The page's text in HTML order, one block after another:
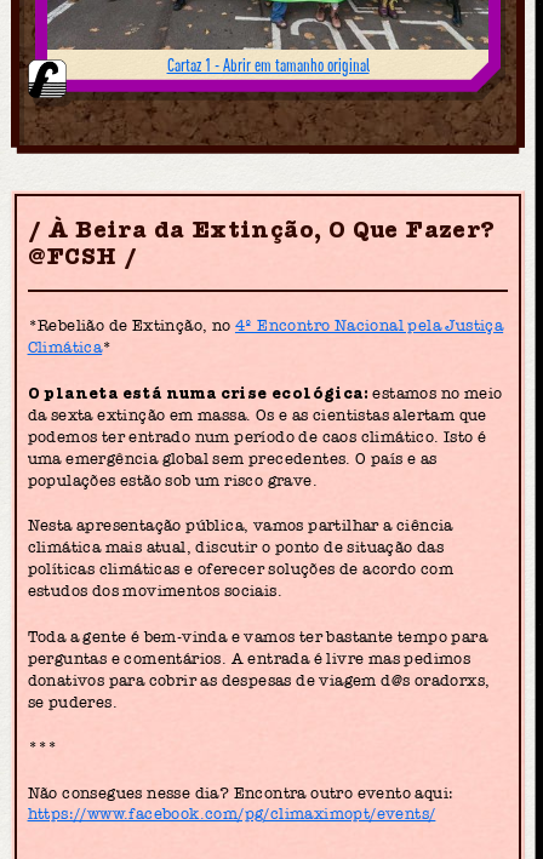
Cartaz 1 - Abrir em tamanho original
À Beira da Extinção, O Que Fazer?
@FCSH
*Rebelião de Extinção, no 4º Encontro Nacional pela Justiça
Climática*
O planeta está numa crise ecológica: estamos no meio
da sexta extinção em massa. Os e as cientistas alertam que
podemos ter entrado num período de caos climático. Isto é
uma emergência global sem precedentes. O país e as
populações estão sob um risco grave.
Nesta apresentação pública, vamos partilhar a ciência
climática mais atual, discutir o ponto de situação das
políticas climáticas e oferecer soluções de acordo com
estudos dos movimentos sociais.
Toda a gente é bem-vinda e vamos ter bastante tempo para
perguntas e comentários. A entrada é livre mas pedimos
donativos para cobrir as despesas de viagem d@s oradorxs,
se puderes.
***
Não consegues nesse dia? Encontra outro evento aqui:
https://www.facebook.com/pg/climaximopt/events/